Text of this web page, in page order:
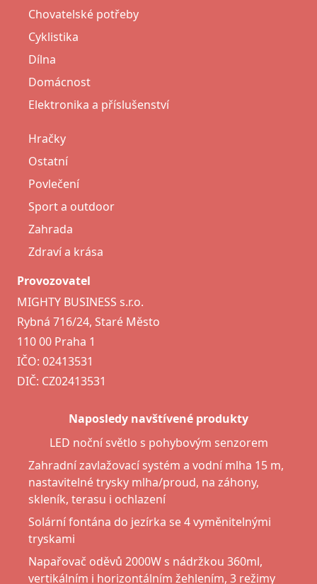
Chovatelské potřeby
Cyklistika
Dílna
Domácnost
Elektronika a příslušenství
Hračky
Ostatní
Povlečení
Sport a outdoor
Zahrada
Zdraví a krása
Provozovatel
MIGHTY BUSINESS s.r.o.
Rybná 716/24, Staré Město
110 00 Praha 1
IČO: 02413531
DIČ: CZ02413531
Naposledy navštívené produkty
LED noční světlo s pohybovým senzorem
Zahradní zavlažovací systém a vodní mlha 15 m,
nastavitelné trysky mlha/proud, na záhony,
skleník, terasu i ochlazení
Solární fontána do jezírka se 4 vyměnitelnými
tryskami
Napařovač oděvů 2000W s nádržkou 360ml,
vertikálním i horizontálním žehlením, 3 režimy